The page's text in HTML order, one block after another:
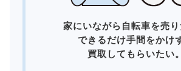
家にいながら自転車を売り
できるだけ手間をかけ
買取してもらいたい。